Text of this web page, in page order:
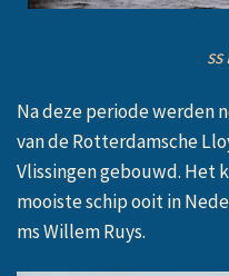
Na deze periode werden
van de Rotterdamsche
Vlissingen gebouwd. Het
mooiste schip ooit in
ms Willem Ruys.